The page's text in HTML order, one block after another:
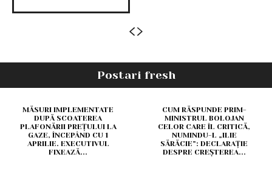
Postari fresh
MĂSURI IMPLEMENTATE
DUPĂ SCOATEREA
PLAFONĂRII PREȚULUI LA
GAZE, ÎNCEPÂND CU 1
APRILIE. EXECUTIVUL
FIXEAZĂ...
CUM RĂSPUNDE PRIM-
MINISTRUL BOLOJAN
CELOR CARE ÎL CRITICĂ,
NUMINDU-L „ILIE
SĂRĂCIE”: DECLARAȚIE
DESPRE CREȘTEREA...